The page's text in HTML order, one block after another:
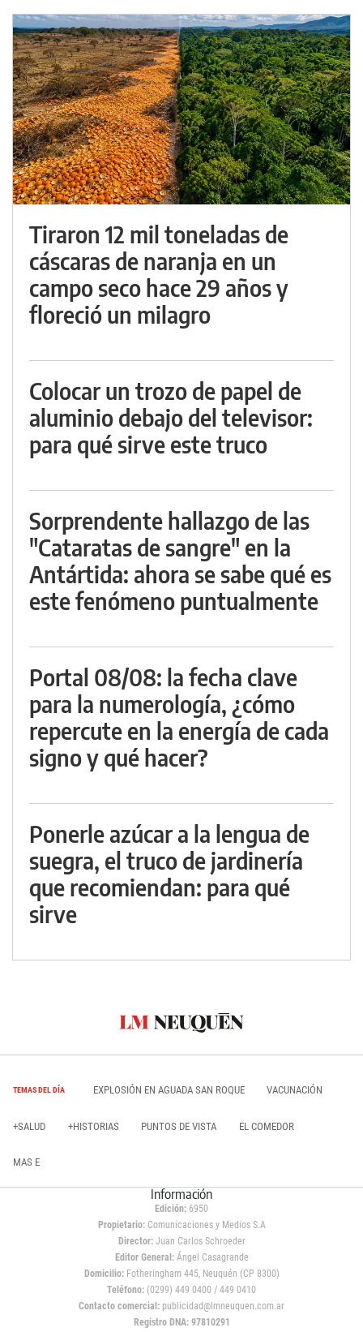
Tiraron 12 mil toneladas de
cáscaras de naranja en un
campo seco hace 29 años y
floreció un milagro
Colocar un trozo de papel de
aluminio debajo del televisor:
para qué sirve este truco
Sorprendente hallazgo de las
"Cataratas de sangre" en la
Antártida: ahora se sabe qué es
este fenómeno puntualmente
Portal 08/08: la fecha clave
para la numerología, ¿cómo
repercute en la energía de cada
signo y qué hacer?
Ponerle azúcar a la lengua de
suegra, el truco de jardinería
que recomiendan: para qué
sirve
TEMAS DEL DÍA EXPLOSIÓN EN AGUADA SAN ROQUE VACUNACIÓN
+SALUD +HISTORIAS PUNTOS DE VISTA EL COMEDOR
MAS E
Información
Edición: 6950
Propietario:Comunicaciones y Medios S.A
Director: Juan Carlos Schroeder
Editor General:Ángel Casagrande
Domicilio:Fotheringham 445, Neuquén (CP 8300)
Teléfono: (0299) 449 0400 / 449 0410
Contacto comercial: publicidad@lmneuquen.com.ar
Registro DNA: 97810291